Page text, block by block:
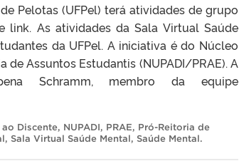
Pelotas (UFPel) terá atividades de grupo
link. As atividades da Sala Virtual Saúde
da UFPel. A iniciativa é do Núcleo
Assuntos Estudantis (NUPADI/PRAE). A
Schramm, membro da equipe
Discente, NUPADI, PRAE, Pró-Reitoria de
, Sala Virtual Saúde Mental, Saúde Mental.